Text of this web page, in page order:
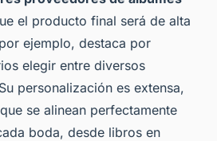
el producto final será de alta
ejemplo, destaca por
elegir entre diversos
personalización es extensa,
se alinean perfectamente
boda, desde libros en